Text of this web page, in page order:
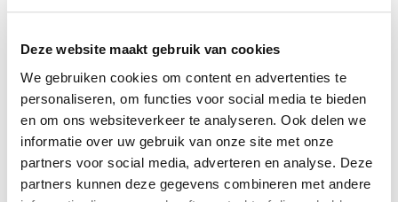
Deze website maakt gebruik van cookies
We gebruiken cookies om content en advertenties te
personaliseren, om functies voor social media te bieden
en om ons websiteverkeer te analyseren. Ook delen we
informatie over uw gebruik van onze site met onze
partners voor social media, adverteren en analyse. Deze
partners kunnen deze gegevens combineren met andere
Nederlandse Hervormde Kerk’ van T.L. Korporaal, destijds bureau-
Gereformeerde Kerken en de Nederlandse Hervormde Kerk.
kerkzegel, maar er staat zelfs een afbeelding bij, aangetroffen op
een attestatie uit 1759. Deze roos toont gelijkenissen met de
Schager Tudorroos in het stadswapen. Dit vormt tastbaar bewijs
voor de verbinding van kerk en staat in Schagen – in ieder geval
tot 1798.